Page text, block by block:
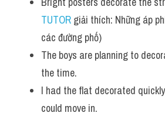
TUTOR giải thích: Những áp
các đường phố)
The boys are planning to
the time.
I had the flat decorated
could move in.